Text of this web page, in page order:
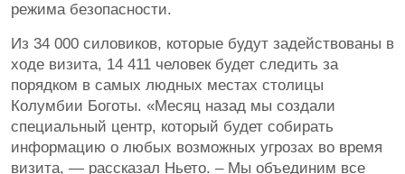
режима безопасности.
Из 34 000 силовиков, которые будут задействованы в
ходе визита, 14 411 человек будет следить за
порядком в самых людных местах столицы
Колумбии Боготы. «Месяц назад мы создали
специальный центр, который будет собирать
информацию о любых возможных угрозах во время
визита, — рассказал Ньето. – Мы объединим все